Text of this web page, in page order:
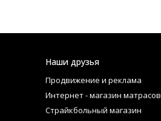
Наши друзья
Продвижение и реклама
Интернет - магазин матрасов
Страйкбольный магазин